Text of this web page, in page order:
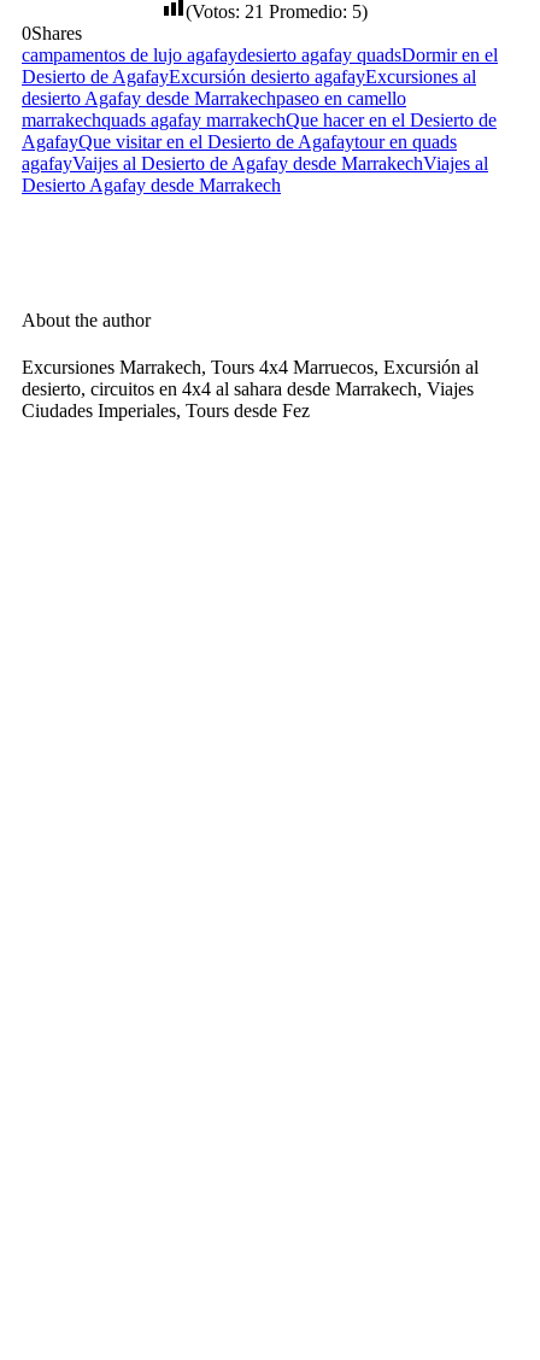
(Votos: 21 Promedio: 5)
0Shares
campamentos de lujo agafaydesierto agafay quadsDormir en el
Desierto de AgafayExcursión desierto agafayExcursiones al
desierto Agafay desde Marrakechpaseo en camello
marrakechquads agafay marrakechQue hacer en el Desierto de
AgafayQue visitar en el Desierto de Agafaytour en quads
agafayVaijes al Desierto de Agafay desde MarrakechViajes al
Desierto Agafay desde Marrakech
About the author
Excursiones Marrakech, Tours 4x4 Marruecos, Excursión al
desierto, circuitos en 4x4 al sahara desde Marrakech, Viajes
Ciudades Imperiales, Tours desde Fez